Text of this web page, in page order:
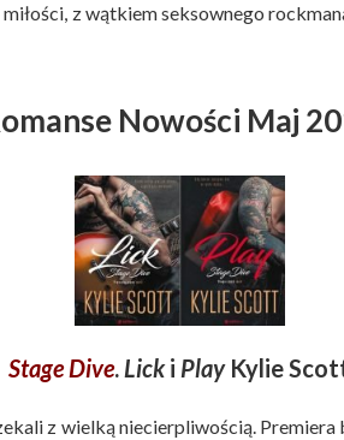
z wątkiem seksownego
Nowości Maj
Stage Dive.Licki PlayKylie
z wielką niecierpliwością. Premiera